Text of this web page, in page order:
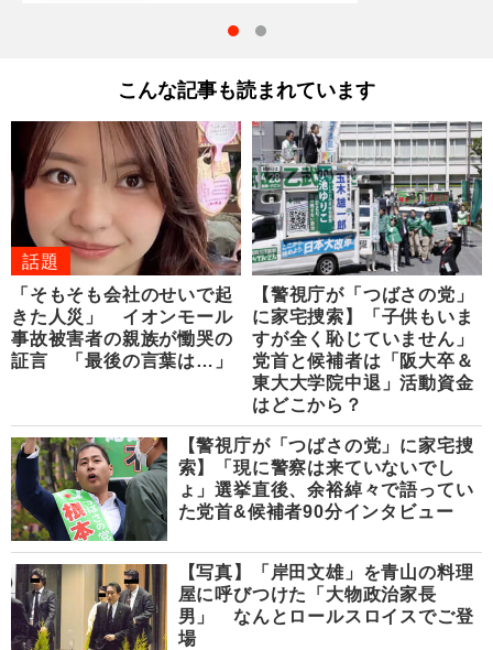
こんな記事も読まれています
話題
「そもそも会社のせいで起
きた人災」 イオンモール
事故被害者の親族が慟哭の
証言 「最後の言葉は…」
【警視庁が「つばさの党」
に家宅捜索】「子供もいま
すが全く恥じていません」
党首と候補者は「阪大卒＆
東大大学院中退」活動資金
はどこから？
【警視庁が「つばさの党」に家宅捜
索】「現に警察は来ていないでし
ょ」選挙直後、余裕綽々で語ってい
た党首&候補者90分インタビュー
【写真】「岸田文雄」を青山の料理
屋に呼びつけた「大物政治家長
男」 なんとロールスロイスでご登
場